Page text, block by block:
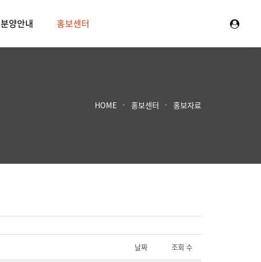
분양안내 홍보센터
HOME 홍보센터 홍보자료
날짜 조회 수